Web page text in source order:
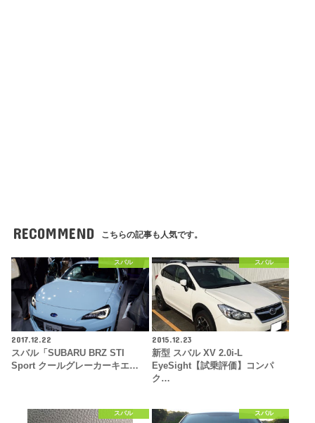
RECOMMEND こちらの記事も人気です。
スバル
2017.12.22
スバル「SUBARU BRZ STI
Sport クールグレーカーキエ…
スバル
2015.12.23
新型 スバル XV 2.0i-L
EyeSight【試乗評価】コンパ
ク…
スバル スバル